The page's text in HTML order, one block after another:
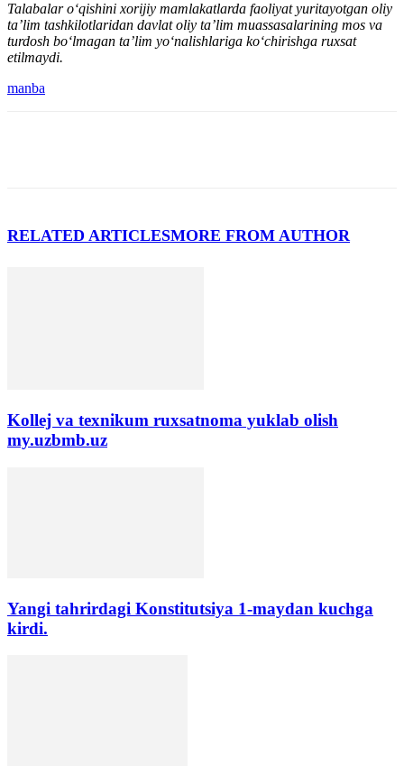
Talabalar o‘qishini xorijiy mamlakatlarda faoliyat yuritayotgan oliy
ta’lim tashkilotlaridan davlat oliy ta’lim muassasalarining mos va
turdosh bo‘lmagan ta’lim yo‘nalishlariga ko‘chirishga ruxsat
etilmaydi.
manba
RELATED ARTICLESMORE FROM AUTHOR
Kollej va texnikum ruxsatnoma yuklab olish
my.uzbmb.uz
Yangi tahrirdagi Konstitutsiya 1-maydan kuchga
kirdi.